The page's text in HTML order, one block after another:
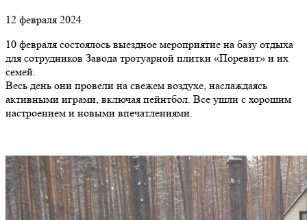
12 февраля 2024
10 февраля состоялось выездное мероприятие на базу отдыха
для сотрудников Завода тротуарной плитки «Поревит» и их
семей.
Весь день они провели на свежем воздухе, наслаждаясь
активными играми, включая пейнтбол. Все ушли с хорошим
настроением и новыми впечатлениями.